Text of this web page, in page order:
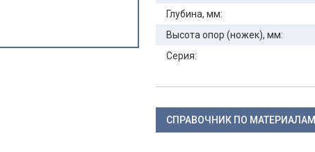
Глубина, мм:
Высота опор (ножек), мм:
Серия:
СПРАВОЧНИК ПО МАТЕРИАЛАМ